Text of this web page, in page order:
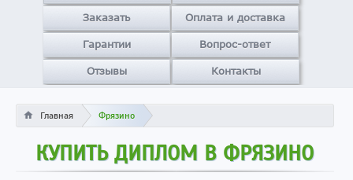
Заказать Оплата и доставка
Гарантии Вопрос-ответ
Отзывы Контакты
Главная Фрязино
КУПИТЬ ДИПЛОМ В ФРЯЗИНО